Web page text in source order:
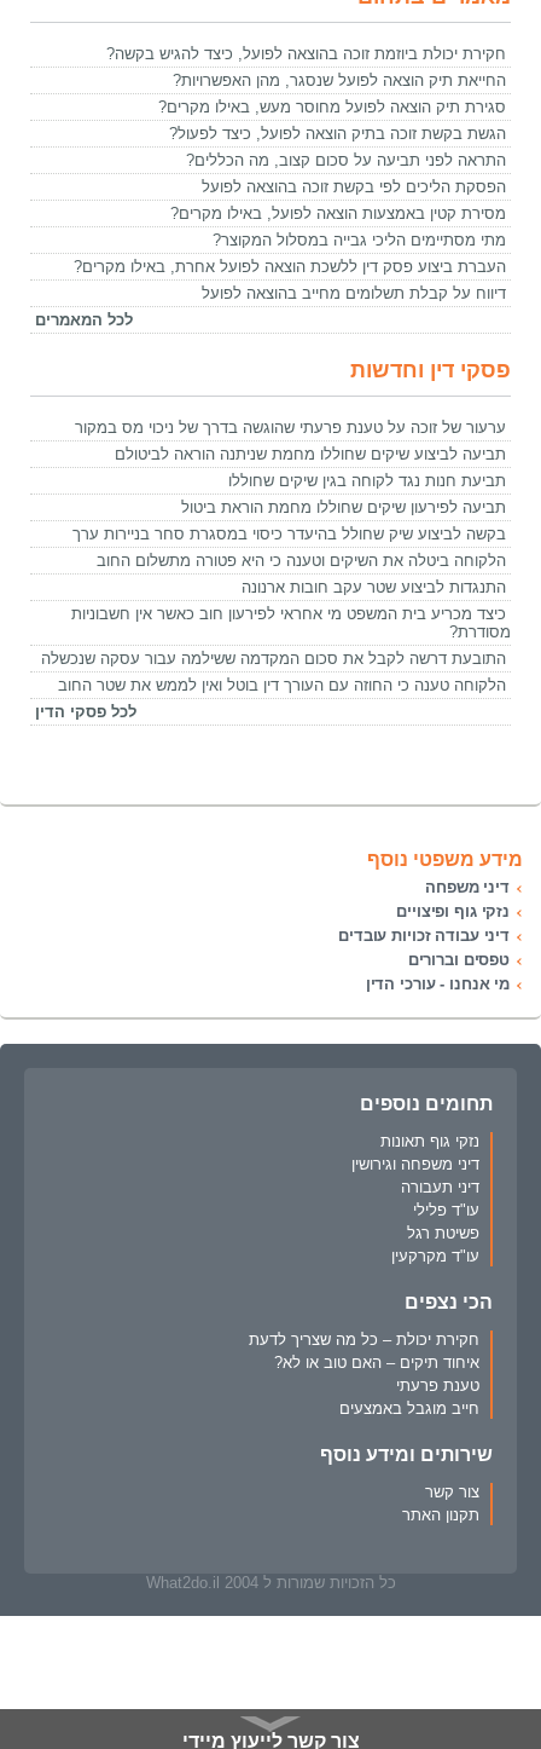
חקירת יכולת ביוזמת זוכה בהוצאה לפועל, כיצד להגיש בקשה?
החייאת תיק הוצאה לפועל שנסגר, מהן האפשרויות?
סגירת תיק הוצאה לפועל מחוסר מעש, באילו מקרים?
הגשת בקשת זוכה בתיק הוצאה לפועל, כיצד לפעול?
התראה לפני תביעה על סכום קצוב, מה הכללים?
הפסקת הליכים לפי בקשת זוכה בהוצאה לפועל
מסירת קטין באמצעות הוצאה לפועל, באילו מקרים?
מתי מסתיימים הליכי גבייה במסלול המקוצר?
העברת ביצוע פסק דין ללשכת הוצאה לפועל אחרת, באילו מקרים?
דיווח על קבלת תשלומים מחייב בהוצאה לפועל
לכל המאמרים
פסקי דין וחדשות
ערעור של זוכה על טענת פרעתי שהוגשה בדרך של ניכוי מס במקור
תביעה לביצוע שיקים שחוללו מחמת שניתנה הוראה לביטולם
תביעת חנות נגד לקוחה בגין שיקים שחוללו
תביעה לפירעון שיקים שחוללו מחמת הוראת ביטול
בקשה לביצוע שיק שחולל בהיעדר כיסוי במסגרת סחר בניירות ערך
הלקוחה ביטלה את השיקים וטענה כי היא פטורה מתשלום החוב
התנגדות לביצוע שטר עקב חובות ארנונה
כיצד מכריע בית המשפט מי אחראי לפירעון חוב כאשר אין חשבוניות
מסודרת?
התובעת דרשה לקבל את סכום המקדמה ששילמה עבור עסקה שנכשלה
הלקוחה טענה כי החוזה עם העורך דין בוטל ואין לממש את שטר החוב
לכל פסקי הדין
מידע משפטי נוסף
דיני משפחה
נזקי גוף ופיצויים
דיני עבודה זכויות עובדים
טפסים וברורים
מי אנחנו - עורכי הדין
תחומים נוספים
נזקי גוף תאונות
דיני משפחה וגירושין
דיני תעבורה
עו"ד פלילי
פשיטת רגל
עו"ד מקרקעין
הכי נצפים
חקירת יכולת – כל מה שצריך לדעת
איחוד תיקים – האם טוב או לא?
טענת פרעתי
חייב מוגבל באמצעים
שירותים ומידע נוסף
צור קשר
תקנון האתר
כל הזכויות שמורות ל What2do.il 2004
צור קשר לייעוץ מיידי